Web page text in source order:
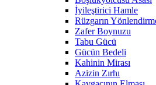
İyileştirici Hamle
Rüzgarın
Zafer Boynuzu
Tabu Gücü
Gücün Bedeli
Kahinin Mirası
Azizin Zırhı